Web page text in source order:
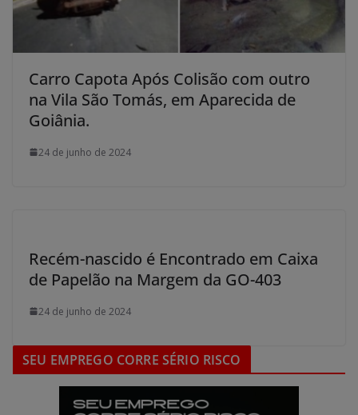
Carro Capota Após Colisão com outro
na Vila São Tomás, em Aparecida de
Goiânia.
24 de junho de 2024
Recém-nascido é Encontrado em Caixa
de Papelão na Margem da GO-403
24 de junho de 2024
SEU EMPREGO CORRE SÉRIO RISCO